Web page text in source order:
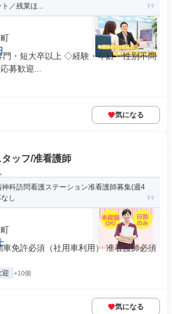
／残業ほ...
・短大卒以上 ◇経験・年齢・性別不問
募歓迎...
気になる
ッフ/准看護師
科訪問看護ステーション准看護師募集(週4
し
免許必須（社用車利用） 准看護師必須
迎 +10個
気になる